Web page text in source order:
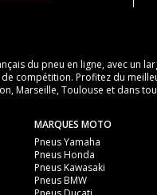
du pneu en ligne, avec un
compétition. Profitez du
Marseille, Toulouse et dans
MARQUES MOTO
Pneus Yamaha
Pneus Honda
Pneus Kawasaki
Pneus BMW